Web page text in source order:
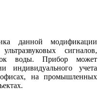
данной модификации
сигналов,
воды. Прибор может
индивидуального учета
офисах, на промышленных